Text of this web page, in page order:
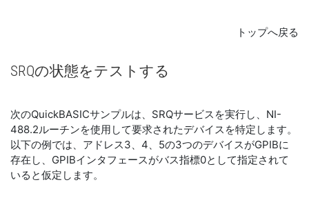
トップへ戻る
SRQの状態をテスト する
次のQuickBASICサンプルは、SRQサービスを実行し、NI-
488.2ルーチンを使用して要求されたデバイスを特定します。
以下の例では、アドレス3、4、5の3つのデバイスがGPIBに
存在し、GPIBインタフェースがバス指標0として指定されて
いると仮定します。